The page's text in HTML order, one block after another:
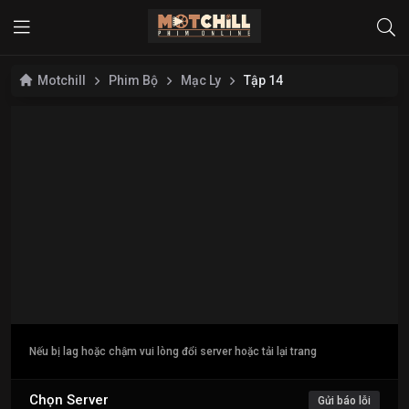
Motchill Phim Bộ Mạc Ly Tập 14
Nếu bị lag hoặc chậm vui lòng đổi server hoặc tải lại trang
Chọn Server Gửi báo lỗi